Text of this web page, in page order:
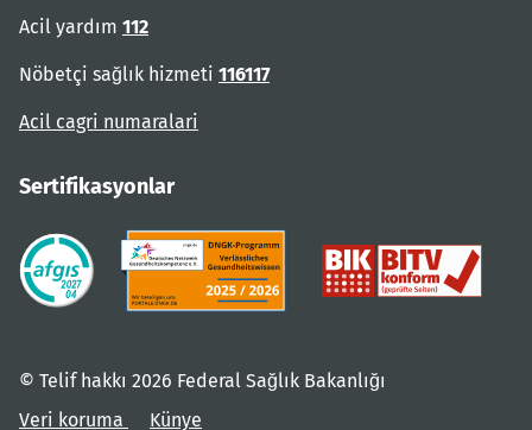
Acil yardım 112
Nöbetçi sağlık hizmeti 116117
Acil cagri numaralari
Sertifikasyonlar
© Telif hakkı 2026 Federal Sağlık Bakanlığı
Veri koruma
Künye